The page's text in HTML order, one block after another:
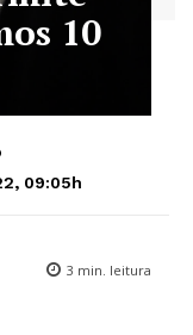
10
09:05h
3 min. leitura